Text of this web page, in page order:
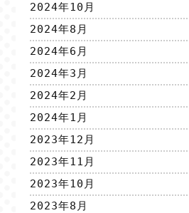
2024年10月
2024年8月
2024年6月
2024年3月
2024年2月
2024年1月
2023年12月
2023年11月
2023年10月
2023年8月